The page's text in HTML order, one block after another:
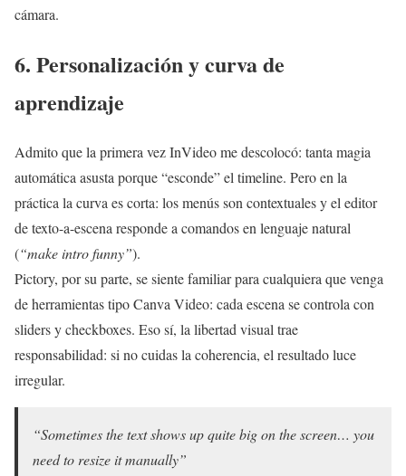
cámara.
6. Personalización y curva de
aprendizaje
Admito que la primera vez InVideo me descolocó: tanta magia
automática asusta porque “esconde” el timeline. Pero en la
práctica la curva es corta: los menús son contextuales y el editor
de texto-a-escena responde a comandos en lenguaje natural
(“make intro funny”).
Pictory, por su parte, se siente familiar para cualquiera que venga
de herramientas tipo Canva Video: cada escena se controla con
sliders y checkboxes. Eso sí, la libertad visual trae
responsabilidad: si no cuidas la coherencia, el resultado luce
irregular.
“Sometimes the text shows up quite big on the screen… you
need to resize it manually”